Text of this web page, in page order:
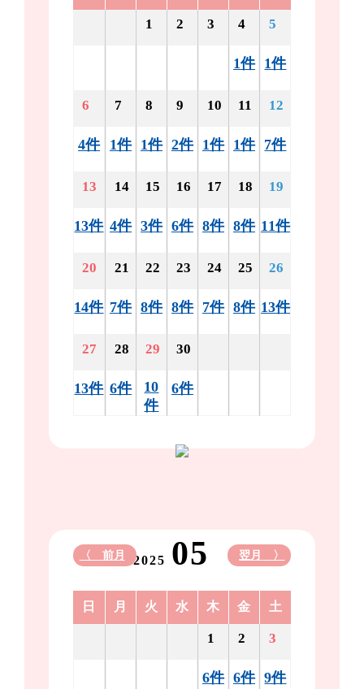
1 2 3 4
1件
5
1件
6
4件
7
1件
8
1件
9
2件
10
1件
11
1件
12
7件
13
13件
14
4件
15
3件
16
6件
17
8件
18
8件
19
11件
20
14件
21
7件
22
8件
23
8件
24
7件
25
8件
26
13件
27
13件
28
6件
29
10
件
30
6件
2025 05
〈 前月 翌月 〉
日 月 火 水 木 金 土
1
6件
2
6件
3
9件